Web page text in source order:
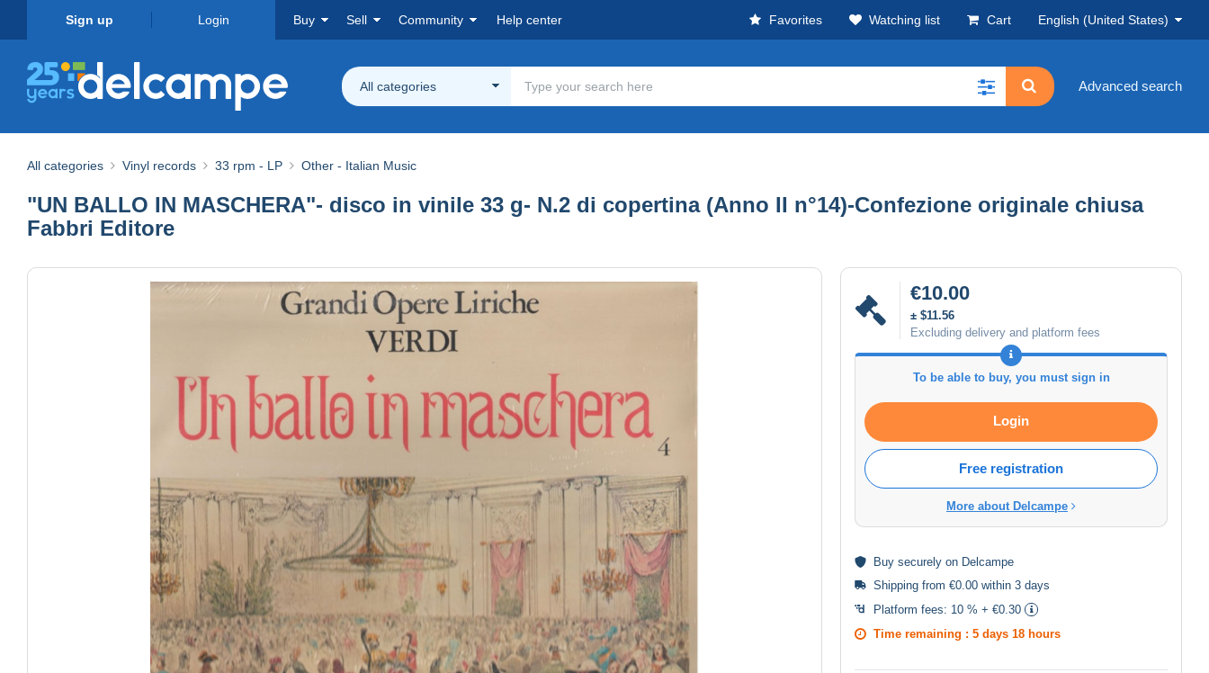
Sign up Login Buy Sell Community Help center Favorites Watching list Cart English (United States)
All categories Advanced search
All categories Vinyl records 33 rpm - LP Other - Italian Music
"UN BALLO IN MASCHERA"- disco in vinile 33 g- N.2 di copertina (Anno II n°14)-Confezione originale chiusa
Fabbri Editore
€10.00
± $11.56
Excluding delivery and platform fees
To be able to buy, you must sign in
Login
Free registration
More about Delcampe
Buy securely on Delcampe
Shipping from €0.00 within 3 days
Platform fees: 10 % + €0.30
Time remaining : 5 days 18 hours